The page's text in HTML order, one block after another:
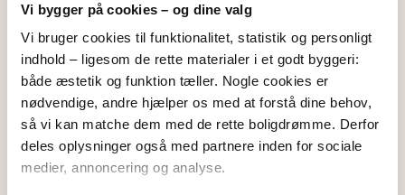
Vi bygger på cookies – og dine valg
Vi bruger cookies til funktionalitet, statistik og personligt
indhold – ligesom de rette materialer i et godt byggeri:
både æstetik og funktion tæller. Nogle cookies er
nødvendige, andre hjælper os med at forstå dine behov,
så vi kan matche dem med de rette boligdrømme. Derfor
deles oplysninger også med partnere inden for sociale
medier, annoncering og analyse.
K 180-A
Type:
Areal: 180 m²